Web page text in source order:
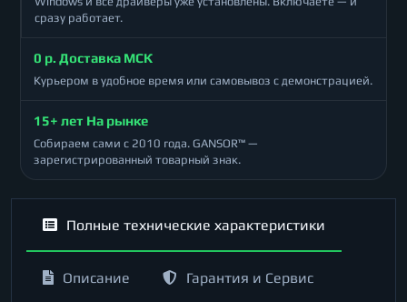
сразу работает.
0 р. Доставка МСК
Курьером в удобное время или самовывоз с демонстрацией.
15+ лет На рынке
Собираем сами с 2010 года. GANSOR™ —
зарегистрированный товарный знак.
Полные технические характеристики
Описание Гарантия и Сервис